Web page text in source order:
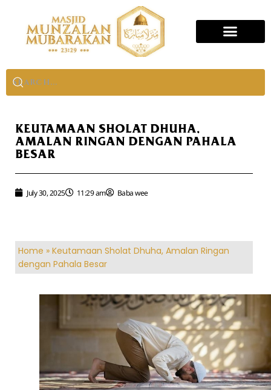
KEUTAMAAN SHOLAT DHUHA,
AMALAN RINGAN DENGAN PAHALA
BESAR
July 30, 2025 11:29 am Baba wee
Home » Keutamaan Sholat Dhuha, Amalan Ringan
dengan Pahala Besar